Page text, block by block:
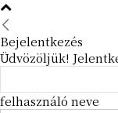
Bejelentkezés
Üdvözöljük!
felhasználó neve